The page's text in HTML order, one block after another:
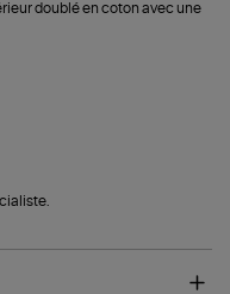
doublé en coton avec une